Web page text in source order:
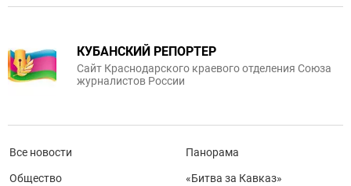
КУБАНСКИЙ РЕПОРТЕР
Сайт Краснодарского краевого отделения Союза
журналистов России
Все новости
Общество
Панорама
«Битва за Кавказ»